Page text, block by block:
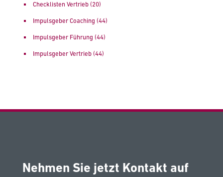
Checklisten Vertrieb (20)
Impulsgeber Coaching (44)
Impulsgeber Führung (44)
Impulsgeber Vertrieb (44)
Nehmen Sie jetzt Kontakt auf